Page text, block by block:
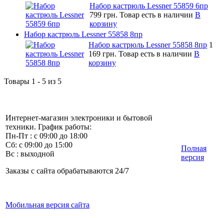
Набор кастрюль Lessner 55859 6пр
799 грн. Товар есть в наличии В
корзину
Набор кастрюль Lessner 55858 8пр
Набор кастрюль Lessner 55858 8пр 1
169 грн. Товар есть в наличии В
корзину
Товары 1 - 5 из 5
Интернет-магазин электроники и бытовой
техники. График работы:
Пн-Пт : с 09:00 до 18:00
Сб: с 09:00 до 15:00
Вс : выходной
Заказы с сайта обрабатываются 24/7
Мобильная версия сайта
Полная
версия